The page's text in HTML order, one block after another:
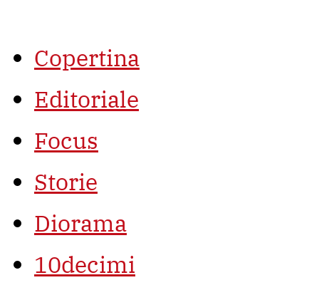
Copertina
Editoriale
Focus
Storie
Diorama
10decimi